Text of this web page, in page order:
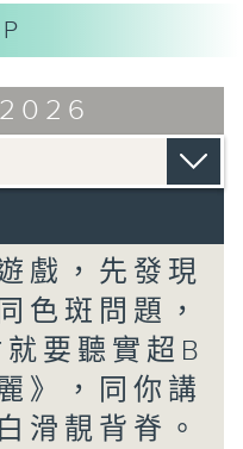
2026
戲，先發現
色斑問題，
要聽實超B
》，同你講
滑靚背脊。